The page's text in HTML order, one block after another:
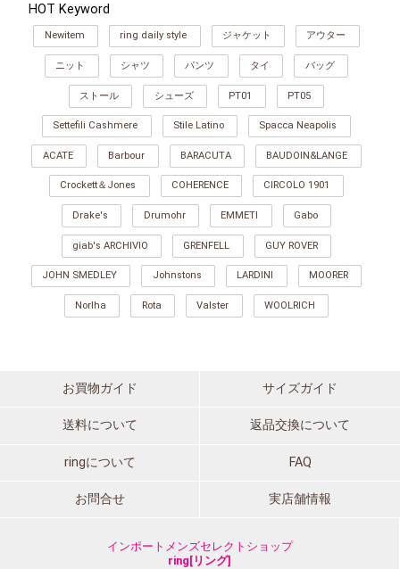
HOT Keyword
Newitem ring daily style ジャケット アウター
ニット シャツ パンツ タイ バッグ
ストール シューズ PT01 PT05
Settefili Cashmere Stile Latino Spacca Neapolis
ACATE Barbour BARACUTA BAUDOIN&LANGE
Crockett＆Jones COHERENCE CIRCOLO 1901
Drake's Drumohr EMMETI Gabo
giab's ARCHIVIO GRENFELL GUY ROVER
JOHN SMEDLEY Johnstons LARDINI MOORER
Norlha Rota Valster WOOLRICH
お買物ガイド サイズガイド
送料について 返品交換について
ringについて FAQ
お問合せ 実店舗情報
インポートメンズセレクトショップ
ring[リング]